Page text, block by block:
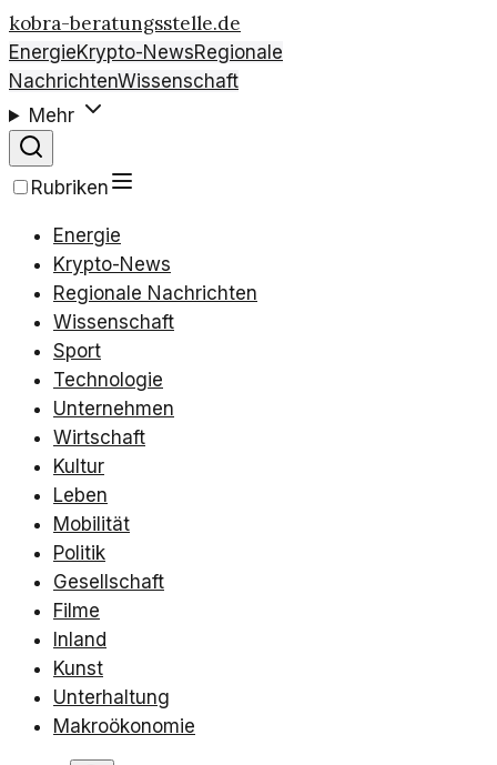
kobra-beratungsstelle.de
EnergieKrypto-NewsRegionale
NachrichtenWissenschaft
Mehr
Rubriken
Energie
Krypto-News
Regionale Nachrichten
Wissenschaft
Sport
Technologie
Unternehmen
Wirtschaft
Kultur
Leben
Mobilität
Politik
Gesellschaft
Filme
Inland
Kunst
Unterhaltung
Makroökonomie